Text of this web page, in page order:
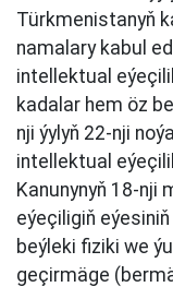
Türkmenistanyň
namalary kabul
intellektual
kadalar hem öz
nji ýylyň 22-nji
intellektual
Kanunynyň 18-nji
eýeçiligiň
beýleki fiziki we
geçirmäge